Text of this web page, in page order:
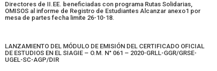
Directores de II.EE. beneficiadas con programa Rutas Solidarias,
OMISOS al informe de Registro de Estudiantes Alcanzar anexo1 por
mesa de partes fecha limite 26-10-18.
LANZAMIENTO DEL MÓDULO DE EMISIÓN DEL CERTIFICADO OFICIAL
DE ESTUDIOS EN EL SIAGIE – O.M. N° 061 – 2020-GRLL-GGR/GRSE-
UGEL-SC-AGP/DIR